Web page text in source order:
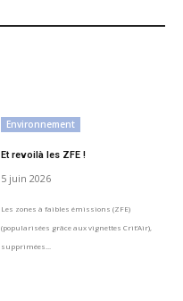
Environnement
Et revoilà les ZFE !
5 juin 2026
Les zones à faibles émissions (ZFE)
(popularisées grâce aux vignettes Crit’Air),
supprimées...